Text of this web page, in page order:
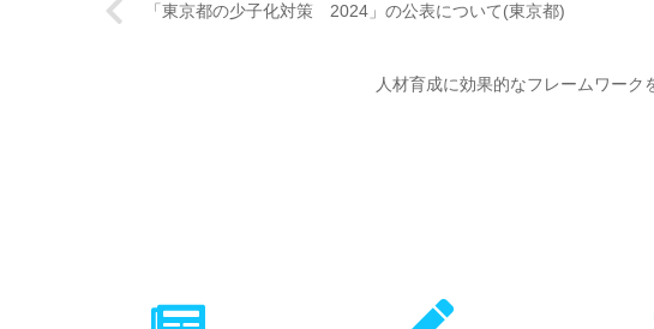
「東京都の少子化対策 2024」の公表について(東京都)
人材育成に効果的なフレームワー